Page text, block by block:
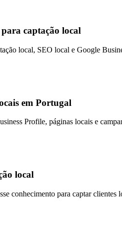
captação local
local, SEO local e Google
em Portugal
Profile, páginas locais e
local
conhecimento para captar clientes